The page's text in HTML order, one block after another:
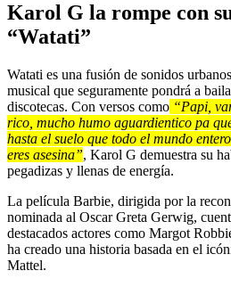
Karol G la rompe con
“Watati”
Watati es una fusión de sonidos
musical que seguramente pondrá a
discotecas. Con versos como “Papi,
rico, mucho humo aguardientico pa
hasta el suelo que todo el mundo
eres asesina”, Karol G demuestra su
pegadizas y llenas de energía.
La película Barbie, dirigida por la
nominada al Oscar Greta Gerwig,
destacados actores como Margot
ha creado una historia basada en el
Mattel.